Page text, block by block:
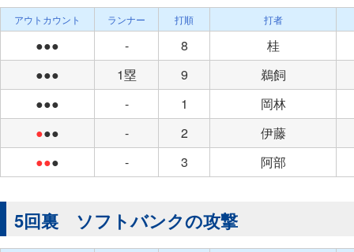
アウトカウント ランナー 打順 打者
●●● - 8
桂
●●●
1塁 9
鵜飼
●●●
- 1
岡林
●●● - 2
伊藤
●●● - 3 阿部
5回裏 ソフトバンクの攻撃